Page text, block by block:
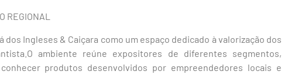
REGIONAL
Ingleses & Caiçara como um espaço dedicado à valorização dos
ambiente reúne expositores de diferentes segmentos,
produtos desenvolvidos por empreendedores locais e